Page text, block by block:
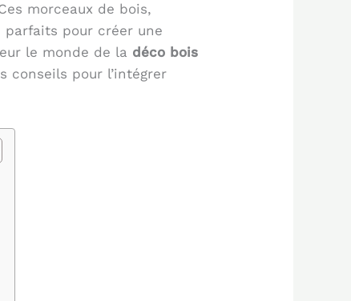
morceaux de bois,
pour créer une
le monde de la déco bois
conseils pour l’intégrer